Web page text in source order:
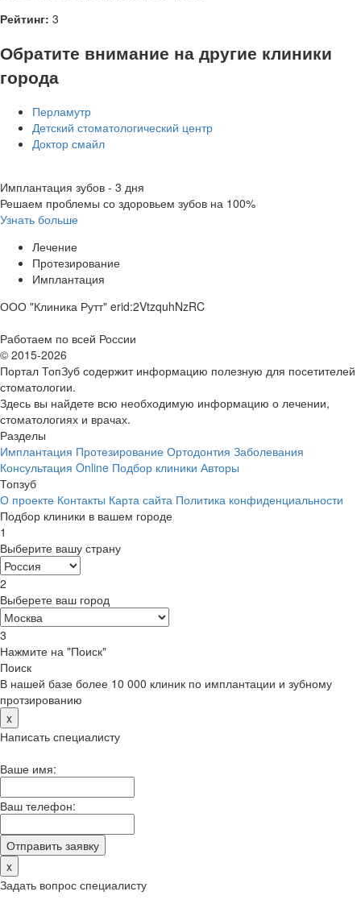
Рейтинг: 3
Обратите внимание на другие клиники
города
Перламутр
Детский стоматологический центр
Доктор смайл
Имплантация зубов - 3 дня
Решаем проблемы со здоровьем зубов на 100%
Узнать больше
Лечение
Протезирование
Имплантация
ООО "Клиника Рутт" erid:2VtzquhNzRC
Работаем по всей России
© 2015-2026
Портал ТопЗуб содержит информацию полезную для посетителей
стоматологии.
Здесь вы найдете всю необходимую информацию о лечении,
стоматологиях и врачах.
Разделы
Имплантация Протезирование Ортодонтия Заболевания
Консультация Online Подбор клиники Авторы
Топзуб
О проекте Контакты Карта сайта Политика конфиденциальности
Подбор клиники в вашем городе
1
Выберите вашу страну
2
Выберете ваш город
3
Нажмите на "Поиск"
Поиск
В нашей базе более 10 000 клиник по имплантации и зубному
протзированию
x
Написать специалисту
Ваше имя:
Ваш телефон:
x
Задать вопрос специалисту